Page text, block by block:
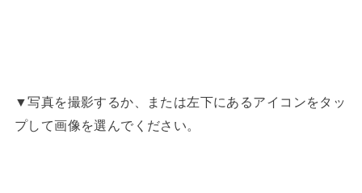
▼写真を撮影するか、または左下にあるアイコンをタッ
プして画像を選んでください。